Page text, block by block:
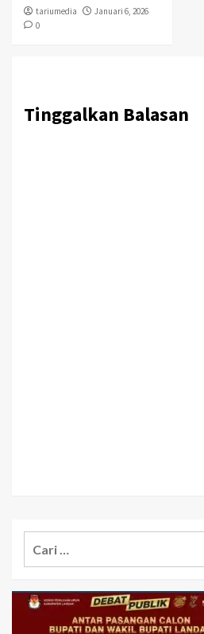
tariumedia
Januari 6, 2026
0
Tinggalkan Balasan